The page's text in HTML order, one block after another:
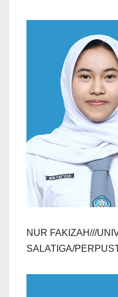
NUR FAKIZAH///
SALATIGA/